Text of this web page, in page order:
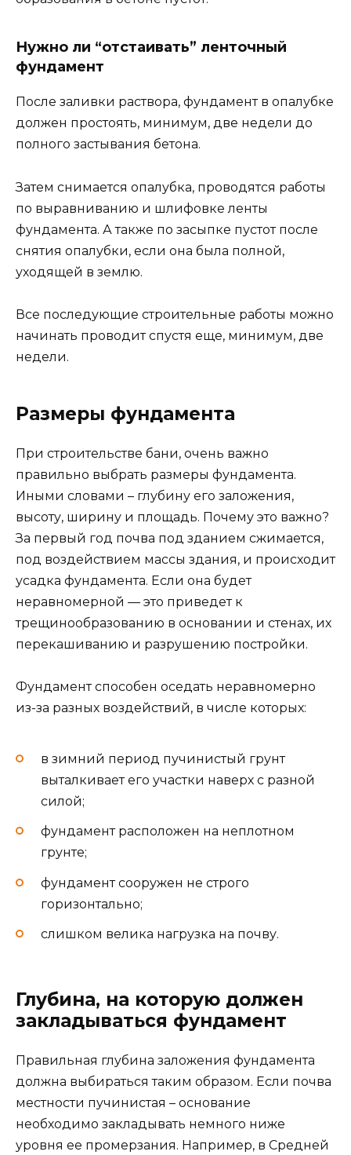
Нужно ли “отстаивать” ленточный
фундамент
После заливки раствора, фундамент в опалубке
должен простоять, минимум, две недели до
полного застывания бетона.
Затем снимается опалубка, проводятся работы
по выравниванию и шлифовке ленты
фундамента. А также по засыпке пустот после
снятия опалубки, если она была полной,
уходящей в землю.
Все последующие строительные работы можно
начинать проводит спустя еще, минимум, две
недели.
Размеры фундамента
При строительстве бани, очень важно
правильно выбрать размеры фундамента.
Иными словами – глубину его заложения,
высоту, ширину и площадь. Почему это важно?
За первый год почва под зданием сжимается,
под воздействием массы здания, и происходит
усадка фундамента. Если она будет
неравномерной — это приведет к
трещинообразованию в основании и стенах, их
перекашиванию и разрушению постройки.
Фундамент способен оседать неравномерно
из-за разных воздействий, в числе которых:
в зимний период пучинистый грунт
выталкивает его участки наверх с разной
силой;
фундамент расположен на неплотном
грунте;
фундамент сооружен не строго
горизонтально;
слишком велика нагрузка на почву.
Глубина, на которую должен
закладываться фундамент
Правильная глубина заложения фундамента
должна выбираться таким образом. Если почва
местности пучинистая – основание
необходимо закладывать немного ниже
уровня ее промерзания. Например, в Средней